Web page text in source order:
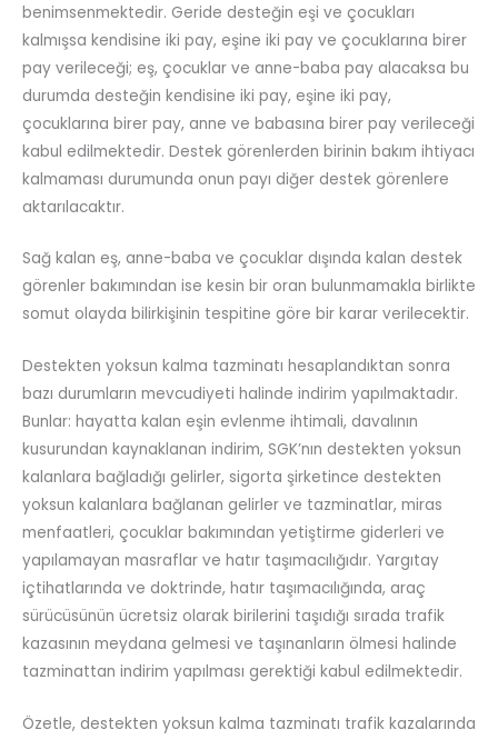
benimsenmektedir. Geride desteğin eşi ve çocukları
kalmışsa kendisine iki pay, eşine iki pay ve çocuklarına birer
pay verileceği; eş, çocuklar ve anne-baba pay alacaksa bu
durumda desteğin kendisine iki pay, eşine iki pay,
çocuklarına birer pay, anne ve babasına birer pay verileceği
kabul edilmektedir. Destek görenlerden birinin bakım ihtiyacı
kalmaması durumunda onun payı diğer destek görenlere
aktarılacaktır.
Sağ kalan eş, anne-baba ve çocuklar dışında kalan destek
görenler bakımından ise kesin bir oran bulunmamakla birlikte
somut olayda bilirkişinin tespitine göre bir karar verilecektir.
Destekten yoksun kalma tazminatı hesaplandıktan sonra
bazı durumların mevcudiyeti halinde indirim yapılmaktadır.
Bunlar: hayatta kalan eşin evlenme ihtimali, davalının
kusurundan kaynaklanan indirim, SGK’nın destekten yoksun
kalanlara bağladığı gelirler, sigorta şirketince destekten
yoksun kalanlara bağlanan gelirler ve tazminatlar, miras
menfaatleri, çocuklar bakımından yetiştirme giderleri ve
yapılamayan masraflar ve hatır taşımacılığıdır. Yargıtay
içtihatlarında ve doktrinde, hatır taşımacılığında, araç
sürücüsünün ücretsiz olarak birilerini taşıdığı sırada trafik
kazasının meydana gelmesi ve taşınanların ölmesi halinde
tazminattan indirim yapılması gerektiği kabul edilmektedir.
Özetle, destekten yoksun kalma tazminatı trafik kazalarında